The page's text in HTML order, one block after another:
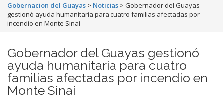
Gobernacion del Guayas > Noticias > Gobernador del Guayas
gestionó ayuda humanitaria para cuatro familias afectadas por
incendio en Monte Sinaí
Gobernador del Guayas gestionó
ayuda humanitaria para cuatro
familias afectadas por incendio en
Monte Sinaí